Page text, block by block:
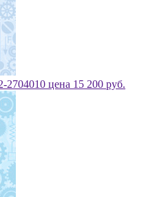
цена 15 200 руб.